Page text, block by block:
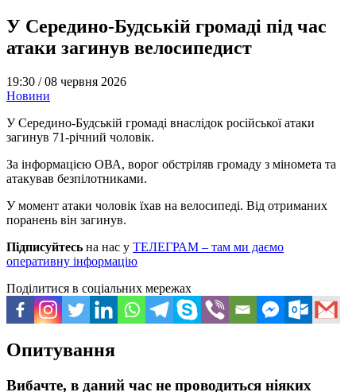
У Середино-Будській громаді під час
атаки загинув велосипедист
19:30 /08 червня 2026
Новини
У Середино-Будській громаді внаслідок російської атаки
загинув 71-річний чоловік.
За інформацією ОВА, ворог обстріляв громаду з міномета та
атакував безпілотниками.
У момент атаки чоловік їхав на велосипеді. Від отриманих
поранень він загинув.
Підписуйтесь на нас у ТЕЛЕГРАМ – там ми даємо
оперативну інформацію
Поділитися в соціальних мережах
Опитування
Вибачте, в даний час не проводиться ніяких